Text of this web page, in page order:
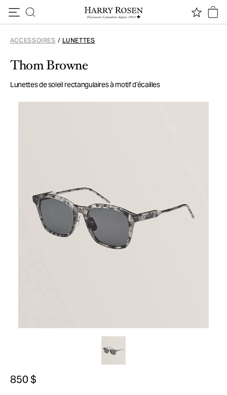
ACCESSOIRES / LUNETTES
Thom Browne
Lunettes de soleil rectangulaires à motif d’écailles
850 $